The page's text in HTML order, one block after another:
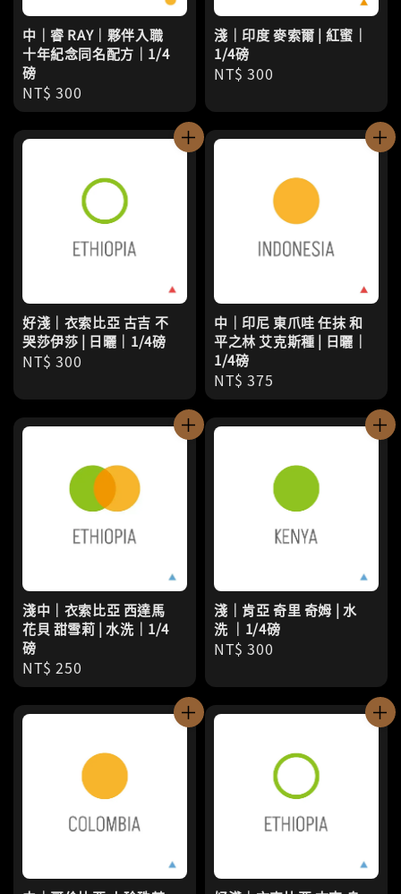
中｜睿 RAY｜夥伴入職
十年紀念同名配方｜1/4
磅
Regular
price
NT$ 300
淺｜印度 麥索爾 | 紅蜜｜
1/4磅
Regular
NT$ 300
好淺｜衣索比亞 古吉 不
哭莎伊莎 | 日曬｜1/4磅
Regular
NT$ 300
中｜印尼 東爪哇 任抹 和
平之林 艾克斯種 | 日曬｜
1/4磅
Regular
price
NT$ 375
淺中｜衣索比亞 西達馬
花貝 甜雪莉 | 水洗｜1/4
磅
Regular
price
NT$ 250
淺｜肯亞 奇里 奇姆 | 水
洗 ｜1/4磅
Regular
NT$ 300